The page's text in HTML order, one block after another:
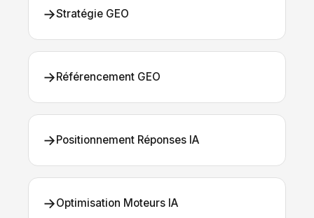
→Stratégie GEO
→Référencement GEO
→Positionnement Réponses IA
→Optimisation Moteurs IA